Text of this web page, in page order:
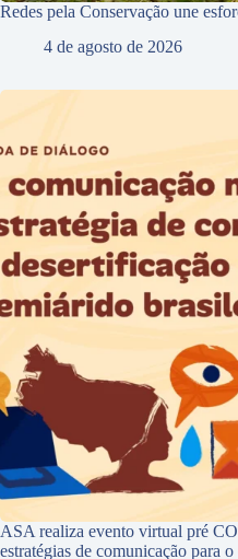
Redes pela Conservação une
4 de agosto de 2026
ASA realiza evento virtual pré
estratégias de comunicação para